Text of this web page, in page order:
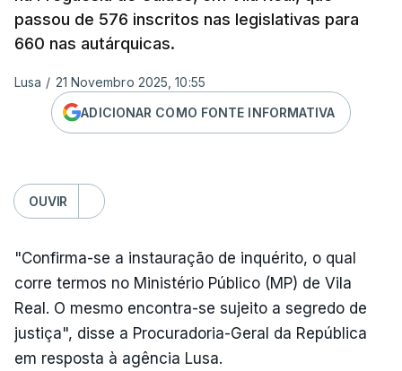
passou de 576 inscritos nas legislativas para
660 nas autárquicas.
Lusa / 21 Novembro 2025, 10:55
ADICIONAR COMO FONTE INFORMATIVA
OUVIR
"Confirma-se a instauração de inquérito, o qual
corre termos no Ministério Público (MP) de Vila
Real. O mesmo encontra-se sujeito a segredo de
justiça", disse a Procuradoria-Geral da República
em resposta à agência Lusa.